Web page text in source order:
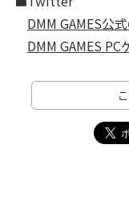
DMM GAMES公
DMM GAMES